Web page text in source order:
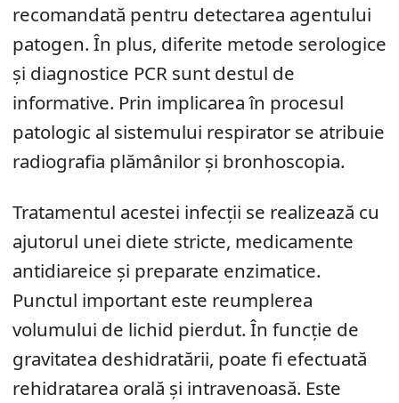
recomandată pentru detectarea agentului
patogen. În plus, diferite metode serologice
și diagnostice PCR sunt destul de
informative. Prin implicarea în procesul
patologic al sistemului respirator se atribuie
radiografia plămânilor și bronhoscopia.
Tratamentul acestei infecții se realizează cu
ajutorul unei diete stricte, medicamente
antidiareice și preparate enzimatice.
Punctul important este reumplerea
volumului de lichid pierdut. În funcție de
gravitatea deshidratării, poate fi efectuată
rehidratarea orală și intravenoasă. Este